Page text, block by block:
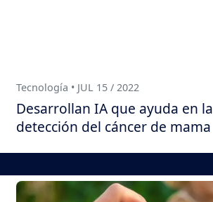
Tecnología • JUL 15 / 2022
Desarrollan IA que ayuda en la
detección del cáncer de mama